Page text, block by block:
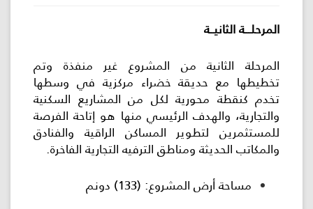
المرحلـــة الثانيــة
المرحلة الثانية من المشروع غير منفذة وتم
تخطيطها مع حديقة خضراء مركزية في وسطها
تخدم كنقطة محورية لكل من المشاريع السكنية
والتجارية، والهدف الرئيسي منها هو إتاحة الفرصة
للمستثمرين لتطوير المساكن الراقية والفنادق
والمكاتب الحديثة ومناطق الترفيه التجارية الفاخرة.
مساحة أرض المشروع: (133) دونم